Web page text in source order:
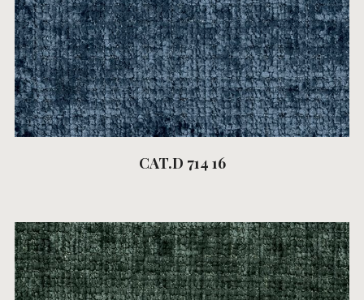
CAT.D 714 16